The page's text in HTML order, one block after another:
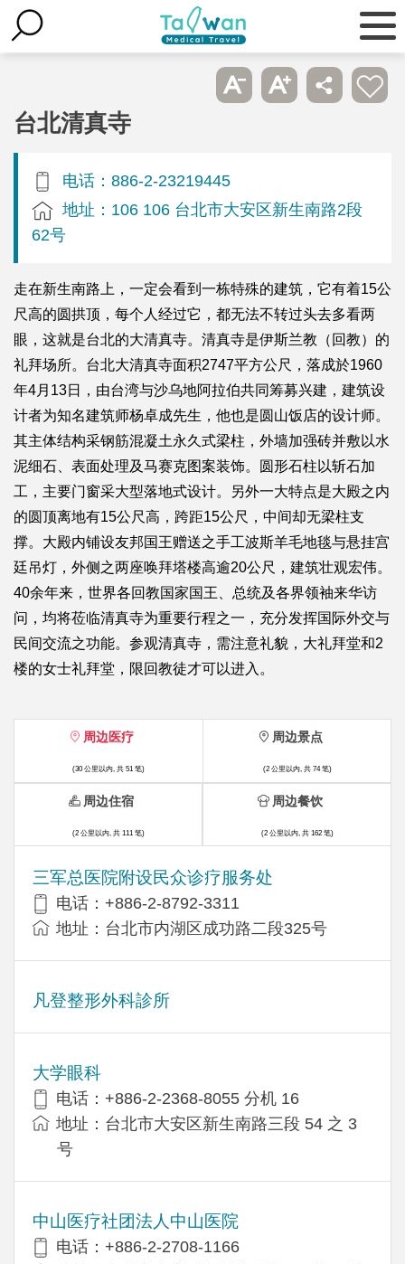
台北清真寺
电话：886-2-23219445
地址：106 106 台北市大安区新生南路2段
62号
走在新生南路上，一定会看到一栋特殊的建筑，它有着15公
尺高的圆拱顶，每个人经过它，都无法不转过头去多看两
眼，这就是台北的大清真寺。清真寺是伊斯兰教（回教）的
礼拜场所。台北大清真寺面积2747平方公尺，落成於1960
年4月13日，由台湾与沙乌地阿拉伯共同筹募兴建，建筑设
计者为知名建筑师杨卓成先生，他也是圆山饭店的设计师。
其主体结构采钢筋混凝土永久式梁柱，外墙加强砖并敷以水
泥细石、表面处理及马赛克图案装饰。圆形石柱以斩石加
工，主要门窗采大型落地式设计。另外一大特点是大殿之内
的圆顶离地有15公尺高，跨距15公尺，中间却无梁柱支
撑。大殿内铺设友邦国王赠送之手工波斯羊毛地毯与悬挂宫
廷吊灯，外侧之两座唤拜塔楼高逾20公尺，建筑壮观宏伟。
40余年来，世界各回教国家国王、总统及各界领袖来华访
问，均将莅临清真寺为重要行程之一，充分发挥国际外交与
民间交流之功能。参观清真寺，需注意礼貌，大礼拜堂和2
楼的女士礼拜堂，限回教徒才可以进入。
周边医疗
(30 公里以内, 共 51 笔)
三军总医院附设民众诊疗服务处
电话：+886-2-8792-3311
地址：台北市内湖区成功路二段325号
凡登整形外科診所
大学眼科
电话：+886-2-2368-8055 分机 16
地址：台北市大安区新生南路三段 54 之 3
号
中山医疗社团法人中山医院
电话：+886-2-2708-1166
周边景点
(2 公里以内, 共 74 笔)
周边住宿
(2 公里以内, 共 111 笔)
周边餐饮
(2 公里以内, 共 162 笔)